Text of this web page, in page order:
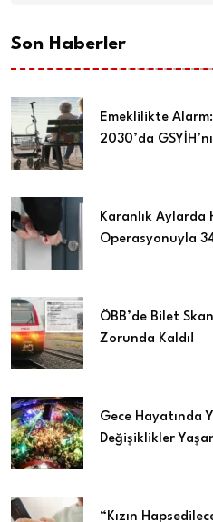
Son Haberler
Emeklilikte
2030’da
Karanlık Aylarda
Operasyonuyla
ÖBB’de Bilet
Zorunda Kaldı!
Gece Hayatında
Değişiklikler
“Kızın